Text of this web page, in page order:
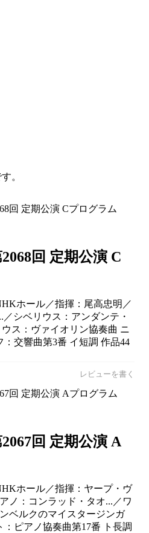
。
回 定期公演 C
ホール／指揮：尾高忠明／
シベリウス：アンダンテ・
ス：ヴァイオリン協奏曲 ニ
交響曲第3番 イ短調 作品44
レビューを書く
回 定期公演 A
ホール／指揮：ヤープ・ヴ
ノ：コンラッド・タオ...／ワ
ベルクのマイスタージンガ
ピアノ協奏曲第17番 ト長調